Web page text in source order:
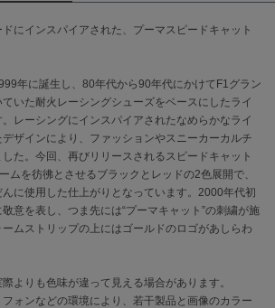
にインスパイアされた、プーマスピードキャット
年に誕生し、80年代から90年代にかけてF1グラン
いた耐火レーシングシューズをベースにしたライ
レーシングにインスパイアされたなめらかなライ
ザインにより、ファッションやスニーカーカルチ
た。今回、再びリリースされるスピードキャット
ムを彷彿とさせるブラックとレッドの2色展開で、
に使用した仕上がりとなっています。2000年代初
意を表し、つま先には“プーマキャット”の刺繍が施
ムストリップの上にはゴールドのロゴがあしらわ
よりも色味が違って見える場合があります。
ォンなどの環境により、若干製品と画像のカラー